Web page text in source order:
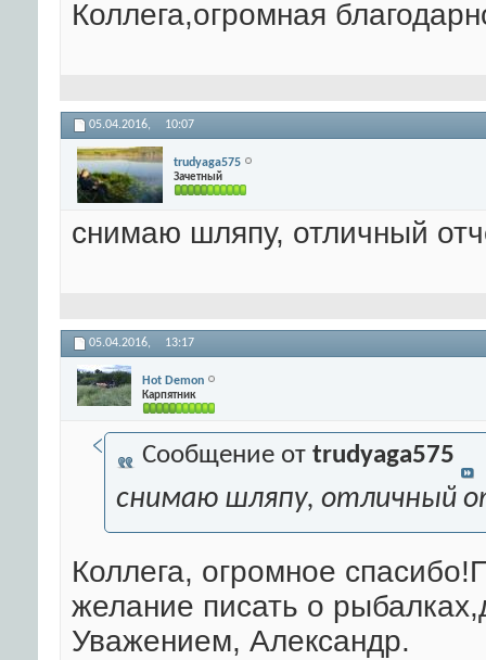
Коллега,огромная
05.04.2016, 10:07
trudyaga575
Зачетный
снимаю шляпу, отличный
05.04.2016, 13:17
Hot Demon
Карпятник
Сообщение от trudyaga575
снимаю шляпу, отличный
Коллега, огромное
желание писать о
Уважением, Александр.